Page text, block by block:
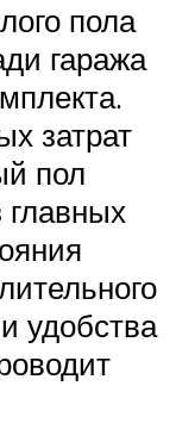
пола
гаража
затрат
пол
главных
удобства